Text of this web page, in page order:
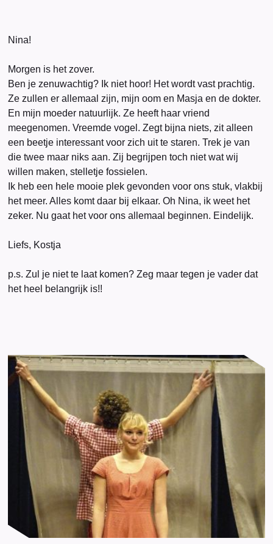
Nina!
Morgen is het zover.
Ben je zenuwachtig? Ik niet hoor! Het wordt vast prachtig.
Ze zullen er allemaal zijn, mijn oom en Masja en de dokter.
En mijn moeder natuurlijk. Ze heeft haar vriend
meegenomen. Vreemde vogel. Zegt bijna niets, zit alleen
een beetje interessant voor zich uit te staren. Trek je van
die twee maar niks aan. Zij begrijpen toch niet wat wij
willen maken, stelletje fossielen.
Ik heb een hele mooie plek gevonden voor ons stuk, vlakbij
het meer. Alles komt daar bij elkaar. Oh Nina, ik weet het
zeker. Nu gaat het voor ons allemaal beginnen. Eindelijk.
Liefs, Kostja
p.s. Zul je niet te laat komen? Zeg maar tegen je vader dat
het heel belangrijk is!!